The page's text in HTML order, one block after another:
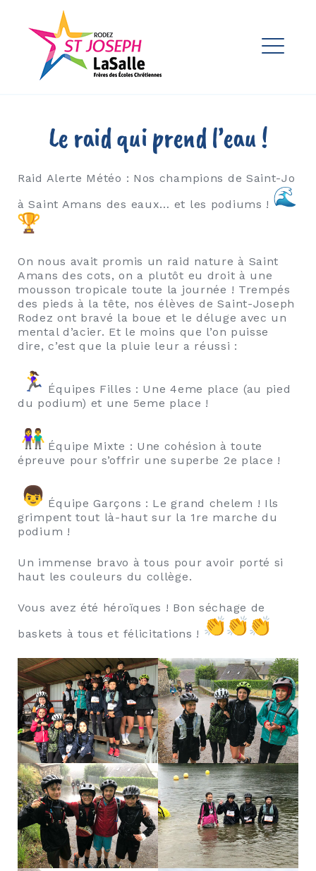
contentEnsemble Scolaire St Joseph
La Salle Rodez
EXPAND
Le raid qui prend l’eau !
Raid Alerte Météo : Nos champions de Saint-Jo
à Saint Amans des eaux… et les podiums !
On nous avait promis un raid nature à Saint
Amans des cots, on a plutôt eu droit à une
mousson tropicale toute la journée ! Trempés
des pieds à la tête, nos élèves de Saint-Joseph
Rodez ont bravé la boue et le déluge avec un
mental d’acier. Et le moins que l’on puisse
dire, c’est que la pluie leur a réussi :
Équipes Filles : Une 4eme place (au pied
du podium) et une 5eme place !
Équipe Mixte : Une cohésion à toute
épreuve pour s’offrir une superbe 2e place !
Équipe Garçons : Le grand chelem ! Ils
grimpent tout là-haut sur la 1re marche du
podium !
Un immense bravo à tous pour avoir porté si
haut les couleurs du collège.
Vous avez été héroïques ! Bon séchage de
baskets à tous et félicitations !